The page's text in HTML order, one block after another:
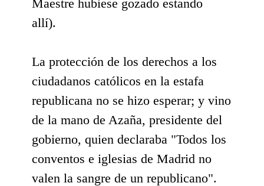
Maestre hubiese gozado estando
allí).
La protección de los derechos a los
ciudadanos católicos en la estafa
republicana no se hizo esperar; y vino
de la mano de Azaña, presidente del
gobierno, quien declaraba "Todos los
conventos e iglesias de Madrid no
valen la sangre de un republicano".